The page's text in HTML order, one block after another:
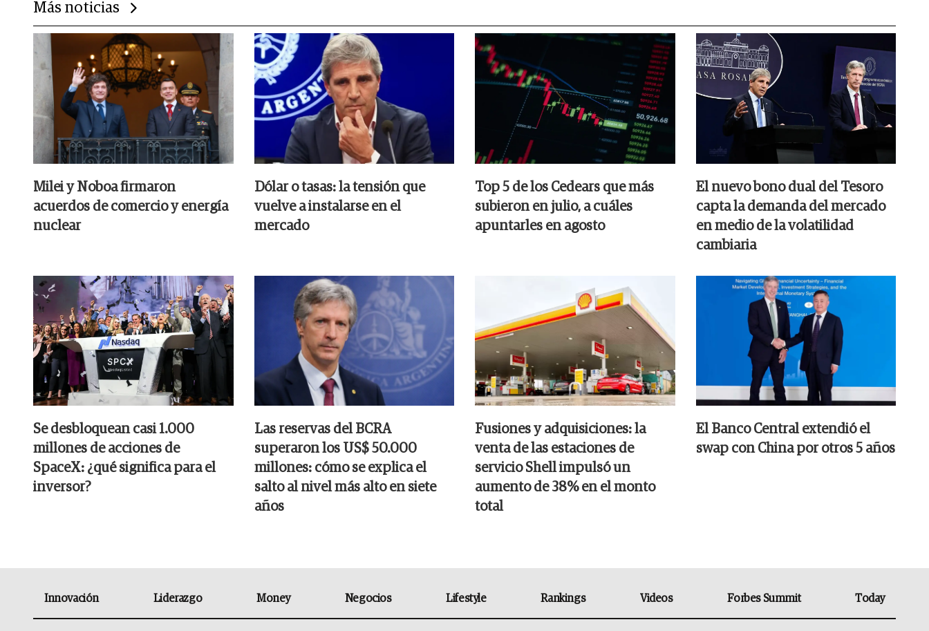
Más noticias
Milei y Noboa firmaron
acuerdos de comercio y energía
nuclear
Dólar o tasas: la tensión que
vuelve a instalarse en el
mercado
Top 5 de los Cedears que más
subieron en julio, a cuáles
apuntarles en agosto
El nuevo bono dual del Tesoro
capta la demanda del mercado
en medio de la volatilidad
cambiaria
Se desbloquean casi 1.000
millones de acciones de
SpaceX: ¿qué significa para el
inversor?
Las reservas del BCRA
superaron los US$ 50.000
millones: cómo se explica el
salto al nivel más alto en siete
años
Fusiones y adquisiciones: la
venta de las estaciones de
servicio Shell impulsó un
aumento de 38% en el monto
total
El Banco Central extendió el
swap con China por otros 5 años
Innovación Liderazgo Money Negocios Lifestyle Rankings Videos Forbes Summit Today